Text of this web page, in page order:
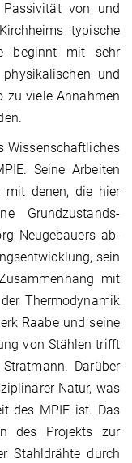
Passivität von und
typische
beginnt mit sehr
und
zu viele Annahmen
Wissenschaftliches
Seine Arbeiten
mit denen, die hier
Grundzustands-
Neugebauers ab-
sein
mit
Thermodynamik
Raabe und seine
von Stählen trifft
Darüber
Natur, was
des MPIE ist. Das
des Projekts zur
Stahldrähte durch